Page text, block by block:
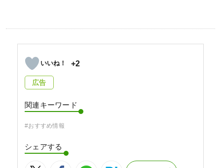
+2
広告
関連キーワード
#おすすめ情報
シェアする